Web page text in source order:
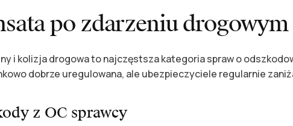
po zdarzeniu drogowym
i kolizja drogowa to najczęstsza kategoria spraw o
dobrze uregulowana, ale ubezpieczyciele regularnie
z OC sprawcy